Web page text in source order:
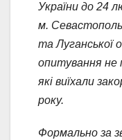
України до 24
м.
та Луганської
опитування не
які виїхали
року.
Формально за